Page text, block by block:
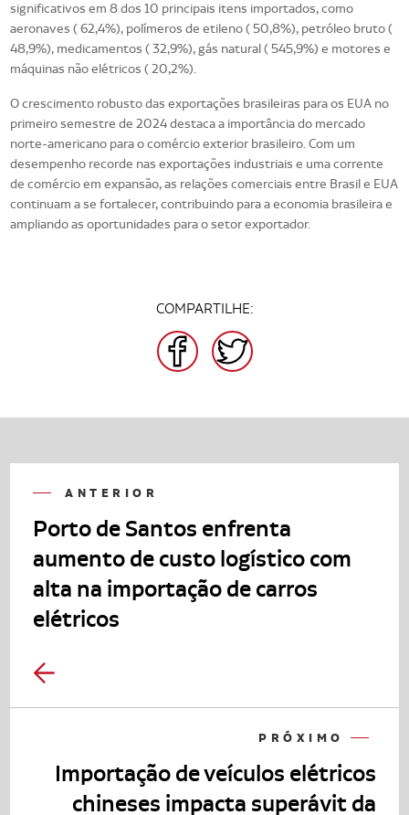
significativos em 8 dos 10 principais itens importados, como
aeronaves ( 62,4%), polímeros de etileno ( 50,8%), petróleo bruto (
48,9%), medicamentos ( 32,9%), gás natural ( 545,9%) e motores e
máquinas não elétricos ( 20,2%).
O crescimento robusto das exportações brasileiras para os EUA no
primeiro semestre de 2024 destaca a importância do mercado
norte-americano para o comércio exterior brasileiro. Com um
desempenho recorde nas exportações industriais e uma corrente
de comércio em expansão, as relações comerciais entre Brasil e EUA
continuam a se fortalecer, contribuindo para a economia brasileira e
ampliando as oportunidades para o setor exportador.
COMPARTILHE:
FACEBOOKTWITTER
ANTERIOR
Porto de Santos enfrenta
aumento de custo logístico com
alta na importação de carros
elétricos
PRÓXIMO
Importação de veículos elétricos
chineses impacta superávit da